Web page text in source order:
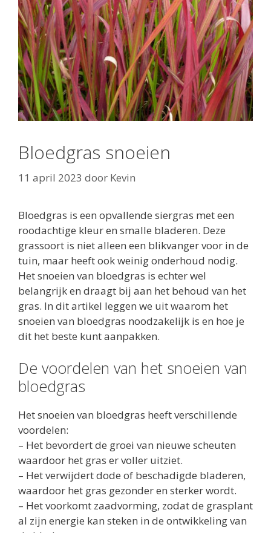
Bloedgras snoeien
11 april 2023 door Kevin
Bloedgras is een opvallende siergras met een
roodachtige kleur en smalle bladeren. Deze
grassoort is niet alleen een blikvanger voor in de
tuin, maar heeft ook weinig onderhoud nodig.
Het snoeien van bloedgras is echter wel
belangrijk en draagt bij aan het behoud van het
gras. In dit artikel leggen we uit waarom het
snoeien van bloedgras noodzakelijk is en hoe je
dit het beste kunt aanpakken.
De voordelen van het snoeien van
bloedgras
Het snoeien van bloedgras heeft verschillende
voordelen:
– Het bevordert de groei van nieuwe scheuten
waardoor het gras er voller uitziet.
– Het verwijdert dode of beschadigde bladeren,
waardoor het gras gezonder en sterker wordt.
– Het voorkomt zaadvorming, zodat de grasplant
al zijn energie kan steken in de ontwikkeling van